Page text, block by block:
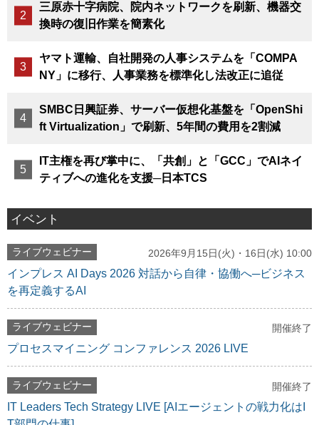
三原赤十字病院、院内ネットワークを刷新、機器交
換時の復旧作業を簡素化
ヤマト運輸、自社開発の人事システムを「COMPA
NY」に移行、人事業務を標準化し法改正に追従
SMBC日興証券、サーバー仮想化基盤を「OpenShi
ft Virtualization」で刷新、5年間の費用を2割減
IT主権を再び掌中に、「共創」と「GCC」でAIネイ
ティブへの進化を支援─日本TCS
イベント
ライブウェビナー 2026年9月15日(火)・16日(水) 10:00
インプレス AI Days 2026 対話から自律・協働へ─ビジネス
を再定義するAI
ライブウェビナー 開催終了
プロセスマイニング コンファレンス 2026 LIVE
ライブウェビナー 開催終了
IT Leaders Tech Strategy LIVE [AIエージェントの戦力化はI